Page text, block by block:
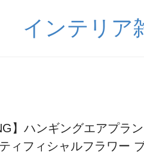
インテリア
】ハンギングエアプラ
ィフィシャルフラワー